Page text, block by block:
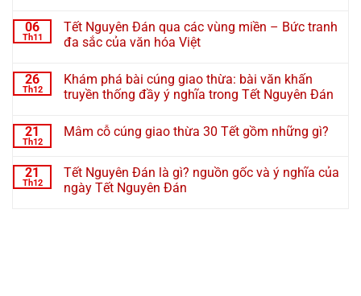
06
Th11
Tết Nguyên Đán qua các vùng miền – Bức tranh
đa sắc của văn hóa Việt
26
Th12
Khám phá bài cúng giao thừa: bài văn khấn
truyền thống đầy ý nghĩa trong Tết Nguyên Đán
21
Th12
Mâm cỗ cúng giao thừa 30 Tết gồm những gì?
21
Th12
Tết Nguyên Đán là gì? nguồn gốc và ý nghĩa của
ngày Tết Nguyên Đán